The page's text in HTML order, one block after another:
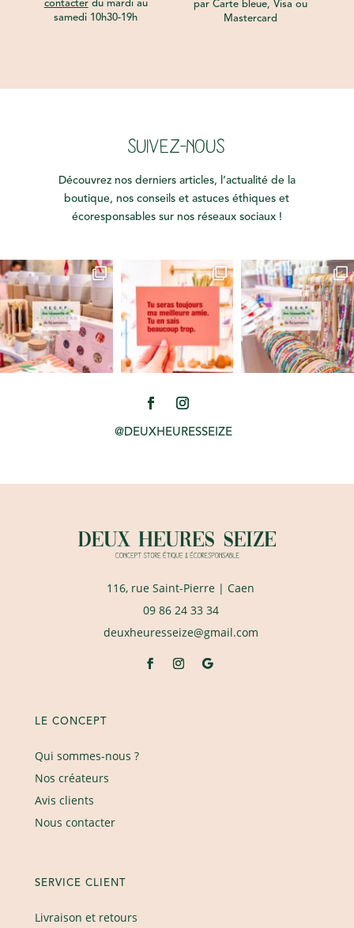
contacterdu mardi au
samedi 10h30-19h
par Carte bleue, Visa ou
Mastercard
SUIVEZ-NOUS
Découvrez nos derniers articles, l’actualité de la
boutique, nos conseils et astuces éthiques et
écoresponsables sur nos réseaux sociaux !
@DEUXHEURESSEIZE
116, rue Saint-Pierre | Caen
09 86 24 33 34
deuxheuresseize@gmail.com
LE CONCEPT
Qui sommes-nous ?
Nos créateurs
Avis clients
Nous contacter
SERVICE CLIENT
Livraison et retours